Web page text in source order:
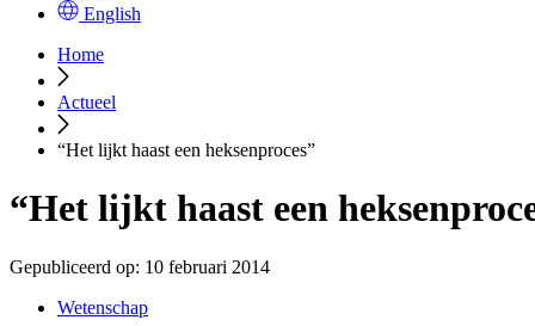
English
Home
Actueel
“Het lijkt haast een heksenproces”
“Het lijkt haast een
Gepubliceerd op: 10 februari 2014
Wetenschap